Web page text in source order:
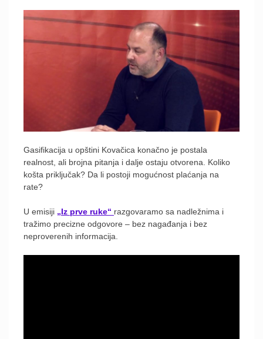
Gasifikacija u opštini Kovačica konačno je postala
realnost, ali brojna pitanja i dalje ostaju otvorena. Koliko
košta priključak? Da li postoji mogućnost plaćanja na
rate?
U emisiji „Iz prve ruke“ razgovaramo sa nadležnima i
tražimo precizne odgovore – bez nagađanja i bez
neproverenih informacija.